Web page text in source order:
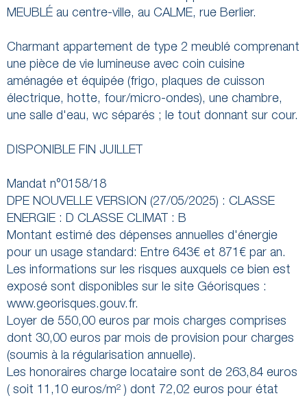
MEUBLÉ au centre-ville, au CALME, rue Berlier.
Charmant appartement de type 2 meublé comprenant
une pièce de vie lumineuse avec coin cuisine
aménagée et équipée (frigo, plaques de cuisson
électrique, hotte, four/micro-ondes), une chambre,
une salle d'eau, wc séparés ; le tout donnant sur cour.
DISPONIBLE FIN JUILLET
Mandat n°0158/18
DPE NOUVELLE VERSION (27/05/2025) : CLASSE
ENERGIE : D CLASSE CLIMAT : B
Montant estimé des dépenses annuelles d'énergie
pour un usage standard: Entre 643€ et 871€ par an.
Les informations sur les risques auxquels ce bien est
exposé sont disponibles sur le site Géorisques :
www.georisques.gouv.fr.
Loyer de 550,00 euros par mois charges comprises
dont 30,00 euros par mois de provision pour charges
(soumis à la régularisation annuelle).
Les honoraires charge locataire sont de 263,84 euros
( soit 11,10 euros/m² ) dont 72,02 euros pour état